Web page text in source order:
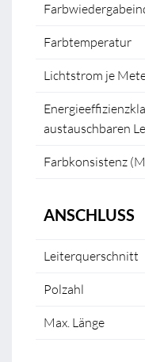
Farbtemperatur
Lichtstrom je
austauschbaren
Farbkonsistenz
ANSCHLUSS
Leiterquerschnitt
Polzahl
Max. Länge